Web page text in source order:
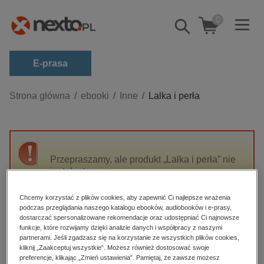
Pokaż/schowaj
wyszukiwarkę
0
E-prasa
Kategorie
biznesowe, branżowe, gospodarka
dzienniki
edukacja
hobby, sport, rozrywka
komputery, internet, technologie, informatyka
Strona główna ebooki Inne Lalka i perła
Przepraszamy, ale produkt „Lalka i perła” nie
jest dostępny.
High-contrast mode
Polecane
Chcemy korzystać z plików cookies, aby zapewnić Ci najlepsze wrażenia
podczas przeglądania naszego katalogu ebooków, audiobooków i e-prasy,
dostarczać spersonalizowane rekomendacje oraz udostępniać Ci najnowsze
funkcje, które rozwijamy dzięki analizie danych i współpracy z naszymi
partnerami. Jeśli zgadzasz się na korzystanie ze wszystkich plików cookies,
kliknij „Zaakceptuj wszystkie”. Możesz również dostosować swoje
preferencje, klikając „Zmień ustawienia”. Pamiętaj, że zawsze możesz